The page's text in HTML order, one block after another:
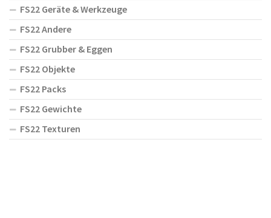
FS22 Geräte & Werkzeuge
FS22 Andere
FS22 Grubber & Eggen
FS22 Objekte
FS22 Packs
FS22 Gewichte
FS22 Texturen